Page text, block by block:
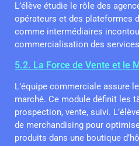
L’élève étudie le rôle des
opérateurs et des plateformes
comme intermédiaires
commercialisation des
5.2. La Force de Vente et le
L’équipe commerciale assure
marché. Ce module définit les
prospection, vente, suivi.
de merchandising pour
produits dans une boutique